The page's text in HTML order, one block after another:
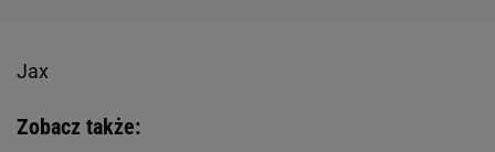
Jax
Zobacz także: